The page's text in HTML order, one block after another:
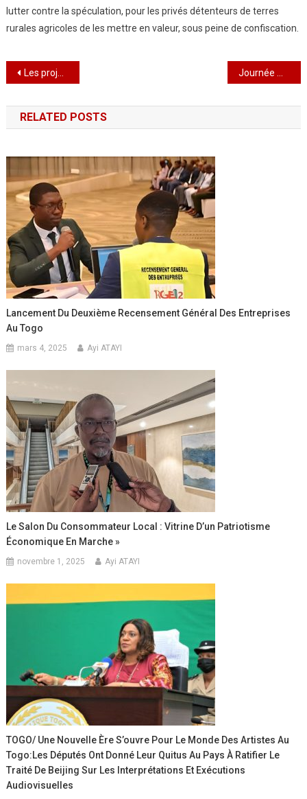
lutter contre la spéculation, pour les privés détenteurs de terres
rurales agricoles de les mettre en valeur, sous peine de confiscation.
Navigation
de
l’article
Les projets de L’ONG Dédomé bientôt en faveur des jeunes au Togo
RELATED POSTS
Lancement Du Deuxième Recensement Général Des Entreprises
Au Togo
mars 4, 2025 Ayi ATAYI
Le Salon Du Consommateur Local : Vitrine D’un Patriotisme
Économique En Marche »
novembre 1, 2025 Ayi ATAYI
TOGO/ Une Nouvelle Ère S’ouvre Pour Le Monde Des Artistes Au
Togo:Les Députés Ont Donné Leur Quitus Au Pays À Ratifier Le
Traité De Beijing Sur Les Interprétations Et Exécutions
Audiovisuelles